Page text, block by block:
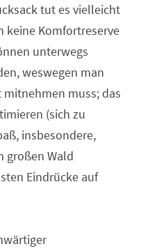
tut es vielleicht
keine Komfortreserve
unterwegs
weswegen man
muss; das
(sich zu
insbesondere,
großen Wald
Eindrücke auf